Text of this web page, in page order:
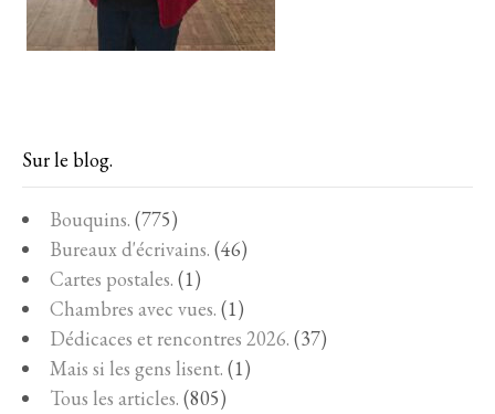
Sur le blog.
Bouquins. (775)
Bureaux d'écrivains. (46)
Cartes postales. (1)
Chambres avec vues. (1)
Dédicaces et rencontres 2026. (37)
Mais si les gens lisent. (1)
Tous les articles. (805)